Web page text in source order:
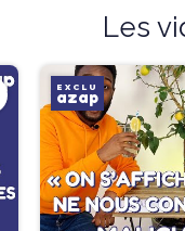
Les
EXCLU
azap